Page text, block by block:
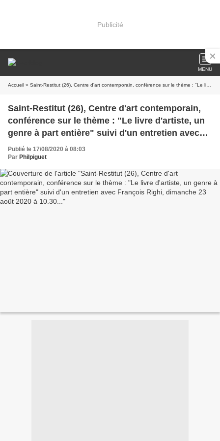
Publicité
MENU
Accueil » Saint-Restitut (26), Centre d'art contemporain, conférence sur le thème : "Le livre d'artiste, un genre à part entière" suivi d'un entretien avec François Righi, dimanche 23 août 2020 à 10.30...
Saint-Restitut (26), Centre d'art contemporain,
conférence sur le thème : "Le livre d'artiste, un
genre à part entière" suivi d'un entretien avec
François Righi, dimanche 23 août 2020 à 10.30...
Publié le 17/08/2020 à 08:03
Par Philpiguet